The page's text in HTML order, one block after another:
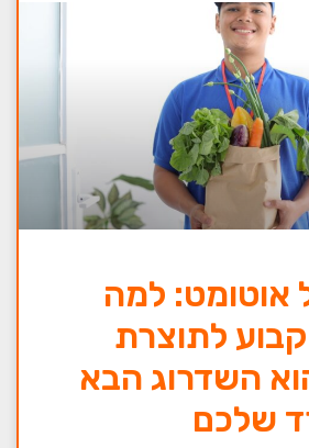
אוטומט: למה
קבוע לתוצרת
השדרוג הבא
שלכם